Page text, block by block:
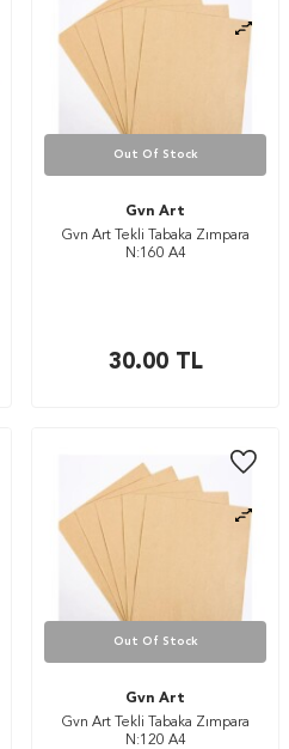
Out Of Stock
Gvn Art
Gvn Art Tekli Tabaka Zımpara
N:160 A4
30.00TL
Out Of Stock
Gvn Art
Gvn Art Tekli Tabaka Zımpara
N:120 A4